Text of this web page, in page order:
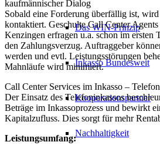
Das WIN-Prinzip
Inkasso Bundesweit
Kooperationspartner
Nachhaltigkeit
kaufmännischer Dialog
Sobald eine Forderung überfällig ist,
kontaktiert. Geschulte Call Center
Kenzingen erfragen u.a. schon im ersten
den Zahlungsverzug. Auftraggeber
werden und evtl. Leistungsstörungen
Mahnläufe wird minimiert.
Call Center Services im Inkasso –
Der Einsatz des Telefoninkassos
Beträge im Inkassoprozess und bewirkt
Kapitalzufluss. Dies sorgt für mehr
Leistungsumfang: